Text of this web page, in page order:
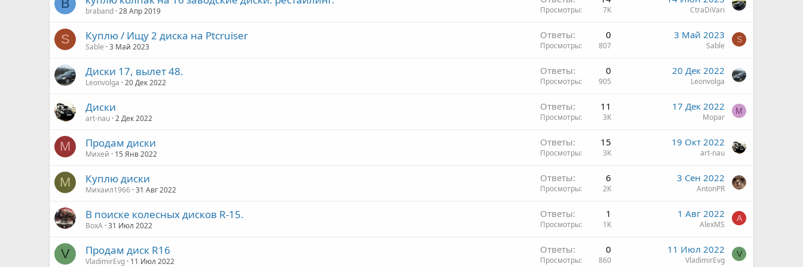
B
braband 28 Апр 2019 Просмотры 7K CtraDiVari
S Куплю / Ищу 2 диска на Ptcruiser
Sable 3 Май 2023
Ответы 0
Просмотры 807
3 Май 2023
Sable
S
Диски 17, вылет 48.
Leonvolga 20 Дек 2022
Ответы 0
Просмотры 905
20 Дек 2022
Leonvolga
Диски
art-nau 2 Дек 2022
Ответы 11
Просмотры 3K
17 Дек 2022
Mopar
M
М Продам диски
Михей 15 Янв 2022
Ответы 15
Просмотры 3K
19 Окт 2022
art-nau
М Куплю диски
Михаил1966 31 Авг 2022
Ответы 6
Просмотры 2K
3 Сен 2022
AntonPR
В поиске колесных дисков R-15.
ВохА 31 Июл 2022
Ответы 1
Просмотры 1K
1 Авг 2022
AlexMS
A
V Продам диск R16
VladimirEvg 11 Июл 2022
Ответы 0
Просмотры 860
11 Июл 2022
VladimirEvg
V